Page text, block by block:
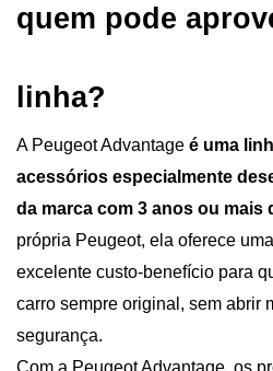
quem pode
linha?
A Peugeot Advantage é uma
acessórios especialmente
da marca com 3 anos ou mais
própria Peugeot, ela oferece
excelente custo-benefício para
carro sempre original, sem abrir
segurança.